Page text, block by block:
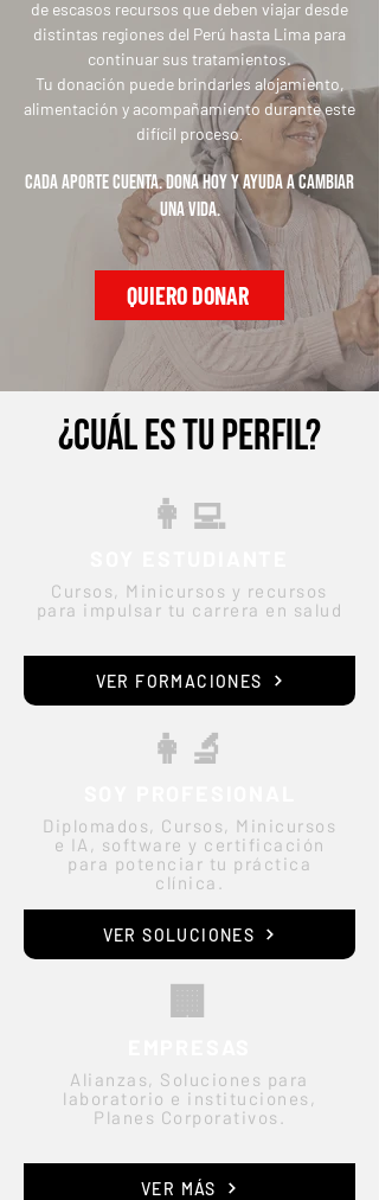
de escasos recursos que deben viajar desde
distintas regiones del Perú hasta Lima para
continuar sus tratamientos.
Tu donación puede brindarles alojamiento,
alimentación y acompañamiento durante este
difícil proceso.
Cada aporte cuenta. Dona hoy y ayuda a cambiar
una vida.
QUIERO DONAR
¿CUÁL ES TU PERFIL?
👩‍💻
Cursos, Minicursos y recursos
para impulsar tu carrera en salud
VER FORMACIONES
👩‍🔬
Diplomados, Cursos, Minicursos
e IA, software y certificación
para potenciar tu práctica
clínica.
VER SOLUCIONES
🏢
Alianzas, Soluciones para
laboratorio e instituciones,
Planes Corporativos.
VER MÁS